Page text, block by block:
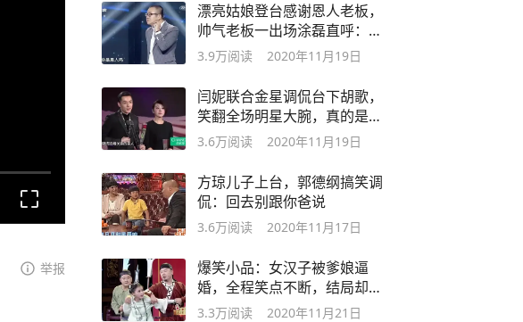
举报
漂亮姑娘登台感谢恩人老板，
帅气老板一出场涂磊直呼：你
是恩人
3.9万阅读 2020年11月19日
闫妮联合金星调侃台下胡歌，
笑翻全场明星大腕，真的是太
皮了
3.6万阅读 2020年11月19日
方琼儿子上台，郭德纲搞笑调
侃：回去别跟你爸说
3.6万阅读 2020年11月17日
爆笑小品：女汉子被爹娘逼
婚，全程笑点不断，结局却感
人落泪
3.3万阅读 2020年11月21日